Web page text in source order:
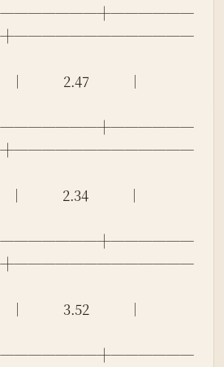
│            2.47            │
│            2.34            │
│            3.52            │